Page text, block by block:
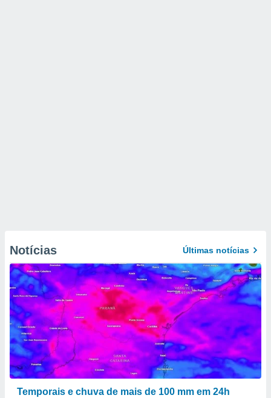
Notícias Últimas notícias
Temporais e chuva de mais de 100 mm em 24h